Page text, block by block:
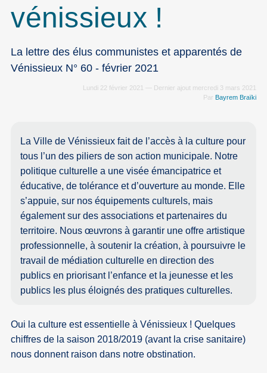
vénissieux !
La lettre des élus communistes et apparentés de
Vénissieux N° 60 - février 2021
Lundi 22 février 2021 — Dernier ajout mercredi 3 mars 2021
Par Bayrem Braïki
La Ville de Vénissieux fait de l’accès à la culture pour
tous l’un des piliers de son action municipale. Notre
politique culturelle a une visée émancipatrice et
éducative, de tolérance et d’ouverture au monde. Elle
s’appuie, sur nos équipements culturels, mais
également sur des associations et partenaires du
territoire. Nous œuvrons à garantir une offre artistique
professionnelle, à soutenir la création, à poursuivre le
travail de médiation culturelle en direction des
publics en priorisant l’enfance et la jeunesse et les
publics les plus éloignés des pratiques culturelles.
Oui la culture est essentielle à Vénissieux ! Quelques
chiffres de la saison 2018/2019 (avant la crise sanitaire)
nous donnent raison dans notre obstination.